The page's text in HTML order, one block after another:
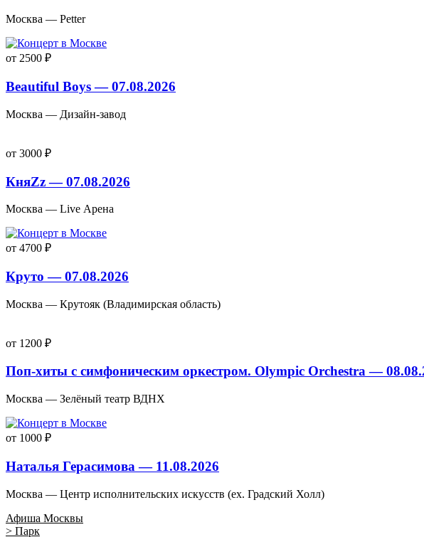
Москва — Petter
от 2500 ₽
Beautiful Boys — 07.08.2026
Москва — Дизайн-завод
от 3000 ₽
КняZz — 07.08.2026
Москва — Live Арена
от 4700 ₽
Круто — 07.08.2026
Москва — Крутояк (Владимирская область)
от 1200 ₽
Поп-хиты с симфоническим оркестром. Olympic Orchestra —
Москва — Зелёный театр ВДНХ
от 1000 ₽
Наталья Герасимова — 11.08.2026
Москва — Центр исполнительских искусств (ex. Градский Холл)
Афиша Москвы
> Парк